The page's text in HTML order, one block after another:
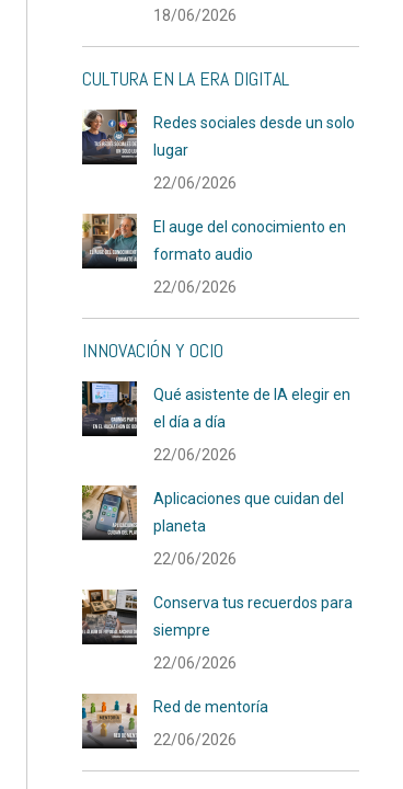
18/06/2026
CULTURA EN LA ERA DIGITAL
Redes sociales desde un solo
lugar
22/06/2026
El auge del conocimiento en
formato audio
22/06/2026
INNOVACIÓN Y OCIO
Qué asistente de IA elegir en
el día a día
22/06/2026
Aplicaciones que cuidan del
planeta
22/06/2026
Conserva tus recuerdos para
siempre
22/06/2026
Red de mentoría
22/06/2026